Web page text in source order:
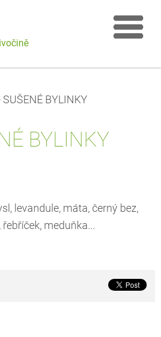
SUŠENÉ BYLINKY
BYLINKY
levandule, máta, černý bez,
meduňka...